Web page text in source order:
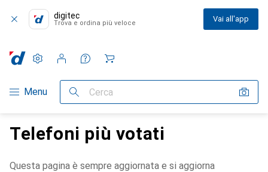
digitec
Trova e ordina più veloce Vai all'app
Categoria Navigazione
Menu Cerca
Impostazioni
Conto cliente
Liste di confronto
Liste dei desideri
Carrello
Telefoni più votati
Questa pagina è sempre aggiornata e si aggiorna